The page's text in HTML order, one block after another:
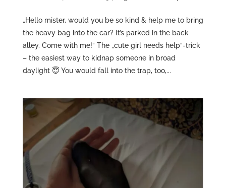
„Hello mister, would you be so kind & help me to bring
the heavy bag into the car? It’s parked in the back
alley. Come with me!“ The „cute girl needs help“-trick
– the easiest way to kidnap someone in broad
daylight 😇 You would fall into the trap, too,...